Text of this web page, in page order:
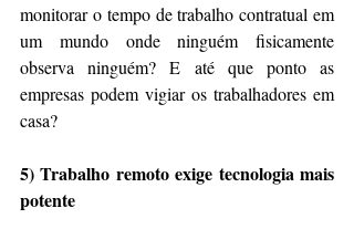
monitorar o tempo de trabalho contratual em
um mundo onde ninguém fisicamente
observa ninguém? E até que ponto as
empresas podem vigiar os trabalhadores em
casa?
5) Trabalho remoto exige tecnologia mais
potente